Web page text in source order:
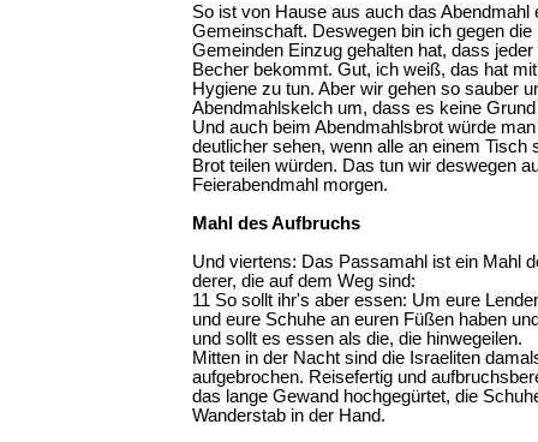
So ist von Hause aus auch das Abendmahl
Gemeinschaft. Deswegen bin ich gegen die
Gemeinden Einzug gehalten hat, dass
Becher bekommt. Gut, ich weiß, das hat
Hygiene zu tun. Aber wir gehen so sauber
Abendmahlskelch um, dass es keine
Und auch beim Abendmahlsbrot würde
deutlicher sehen, wenn alle an einem Tisch
Brot teilen würden. Das tun wir deswegen
Feierabendmahl morgen.
Mahl des Aufbruchs
Und viertens: Das Passamahl ist ein Mahl
derer, die auf dem Weg sind:
11 So sollt ihr's aber essen: Um eure
und eure Schuhe an euren Füßen haben
und sollt es essen als die, die hinwegeilen.
Mitten in der Nacht sind die Israeliten
aufgebrochen. Reisefertig und
das lange Gewand hochgegürtet, die
Wanderstab in der Hand.